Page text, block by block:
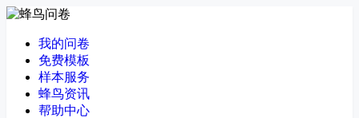
我的问卷
免费模板
样本服务
蜂鸟资讯
帮助中心